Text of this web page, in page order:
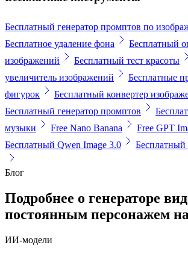
Бесплатный генератор промптов по
Бесплатное удаление фона
Бесплатный
изображений
Бесплатный тест красоты
увеличитель изображений
Бесплатные
фигурок
Бесплатный конвертер
Бесплатный генератор промптов
музыки
Free Nano Banana
Free GPT
Бесплатный Qwen Image 3.0
Блог
Подробнее о генераторе
постоянным персонажем
ИИ-модели